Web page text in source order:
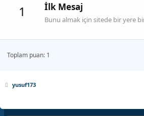
1 İlk Mesaj
Bunu almak için sitede bir yere
Toplam puan: 1
yusuf173